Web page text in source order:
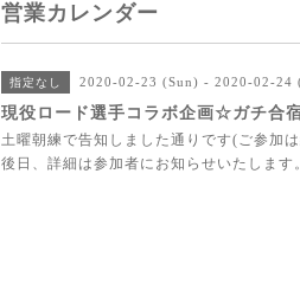
営業カレンダー
指定なし 2020-02-23 (Sun) - 2020-02-24
現役ロード選手コラボ企画☆ガチ合
土曜朝練で告知しました通りです(ご参加は
後日、詳細は参加者にお知らせいたします。